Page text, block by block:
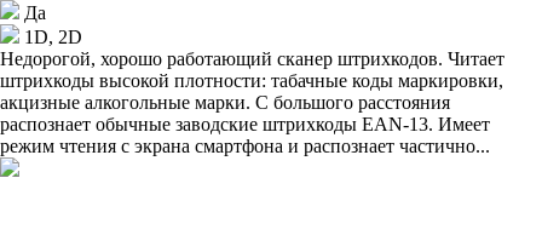
Да
1D, 2D
Недорогой, хорошо работающий сканер штрихкодов. Читает
штрихкоды высокой плотности: табачные коды маркировки,
акцизные алкогольные марки. С большого расстояния
распознает обычные заводские штрихкоды EAN-13. Имеет
режим чтения с экрана смартфона и распознает частично...